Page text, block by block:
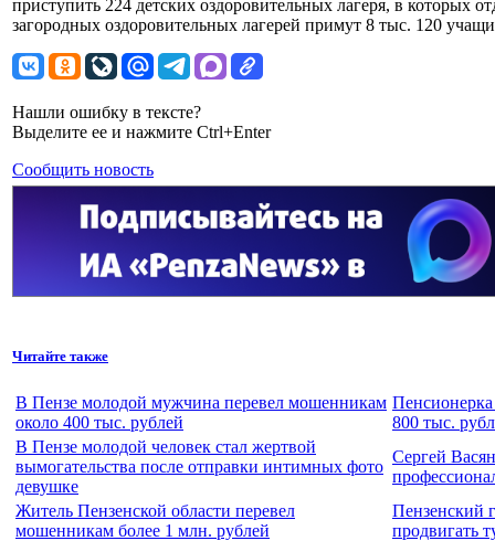
приступить 224 детских оздоровительных лагеря, в которых
загородных оздоровительных лагерей примут 8 тыс. 120
Нашли ошибку в тексте?
Выделите ее и нажмите Ctrl+Enter
Сообщить новость
Читайте также
В Пензе молодой мужчина перевел мошенникам
около 400 тыс. рублей
800 тыс.
В Пензе молодой человек стал жертвой
вымогательства после отправки интимных фото
девушке
Сергей
Житель Пензенской области перевел
мошенникам более 1 млн. рублей
Пензенский
продвигать